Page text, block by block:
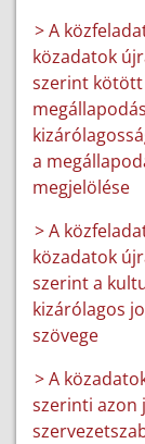
> A
közadatok
szerint
a
megjelölése
> A
közadatok
szerint a
kizárólagos
szövege
> A
szerinti azon